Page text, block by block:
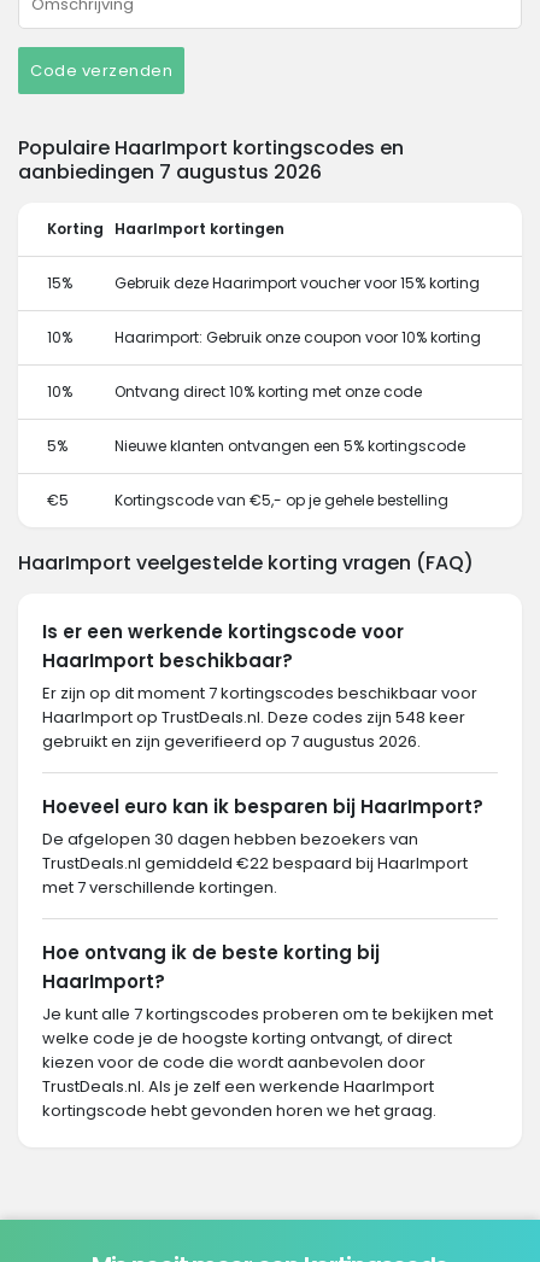
Code verzenden
Populaire HaarImport kortingscodes en
aanbiedingen 7 augustus 2026
Korting HaarImport kortingen
15% Gebruik deze Haarimport voucher voor 15% korting
10% Haarimport: Gebruik onze coupon voor 10% korting
10% Ontvang direct 10% korting met onze code
5% Nieuwe klanten ontvangen een 5% kortingscode
€5 Kortingscode van €5,- op je gehele bestelling
HaarImport veelgestelde korting vragen (FAQ)
Is er een werkende kortingscode voor
HaarImport beschikbaar?
Er zijn op dit moment 7 kortingscodes beschikbaar voor
HaarImport op TrustDeals.nl. Deze codes zijn 548 keer
gebruikt en zijn geverifieerd op 7 augustus 2026.
Hoeveel euro kan ik besparen bij HaarImport?
De afgelopen 30 dagen hebben bezoekers van
TrustDeals.nl gemiddeld €22 bespaard bij HaarImport
met 7 verschillende kortingen.
Hoe ontvang ik de beste korting bij
HaarImport?
Je kunt alle 7 kortingscodes proberen om te bekijken met
welke code je de hoogste korting ontvangt, of direct
kiezen voor de code die wordt aanbevolen door
TrustDeals.nl. Als je zelf een werkende HaarImport
kortingscode hebt gevonden horen we het graag.